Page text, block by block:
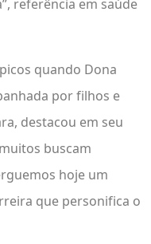
referência em saúde
quando Dona
por filhos e
destacou em seu
buscam
hoje um
que personifica o